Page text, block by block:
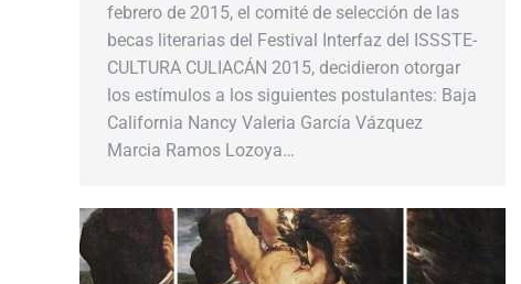
febrero de 2015, el comité de selección de las
becas literarias del Festival Interfaz del ISSSTE-
CULTURA CULIACÁN 2015, decidieron otorgar
los estímulos a los siguientes postulantes: Baja
California Nancy Valeria García Vázquez
Marcia Ramos Lozoya…